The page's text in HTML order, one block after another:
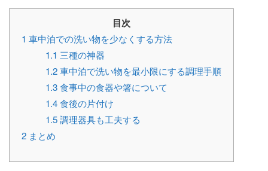
目次
1 車中泊での洗い物を少なくする方法
1.1 三種の神器
1.2車中泊で洗い物を最小限にする調理手順
1.3食事中の食器や箸について
1.4食後の片付け
1.5調理器具も工夫する
2 まとめ